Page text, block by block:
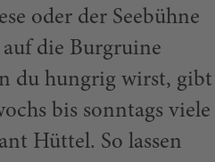
oder der Seebühne
die Burgruine
du hungrig wirst, gibt
bis sonntags viele
Hüttel. So lassen